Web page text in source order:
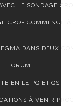
LE SONDAGE
CROP COMMENCE À
DANS DEUX
FORUM
EN LE PQ ET QS
À VENIR